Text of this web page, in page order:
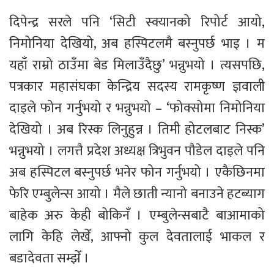
दिपेन्द्र सरले पनि ‘सिटी स्क्यानको रिपोर्ट आयो,
निमोनिया देखियो, अब हस्पिटलमै बस्नुपर्छ भाइ । म
यहाँ राम्रो ठाउँमा बेड मिलाउँदैछु’ भन्नुभयो । त्यसपछि,
पत्रकार महासंघका केन्द्रिय सदस्य रामकृष्ण ज्ञवाली
दाइले फोन गर्नुभयो र भन्नुभयो – ‘फोक्सोमा निमोनिया
देखियो । अब रिस्क लिनुहुन्न । तिमी होटलबाट निस्क’
भन्नुभयो । लगत्तै प्रदेश अध्यक्ष त्रिभुवन पौडेल दाइले पनि
अब हस्पिटल बस्नुपर्छ भनेर फोन गर्नुभयो । एकैछिनमा
फेरि एम्बुलेन्स आयो । मैले छाती न्यानो बनाउने हटब्याग
बाहेक अरु केही बोकिनँ । एम्बुलेन्सबाटै बाआमाको
लागि केहि लेखेँ, आफ्नो कुल देवतालाई भाकल र
बडादेवता सम्झेँ ।